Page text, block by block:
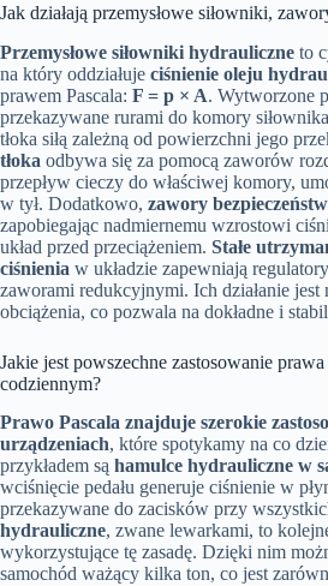
Jak działają przemysłowe siłowniki,
Przemysłowe siłowniki hydrauliczne to
na który oddziałuje ciśnienie oleju
prawem Pascala: F = p × A. Wytworzone
przekazywane rurami do komory
tłoka siłą zależną od powierzchni jego
tłoka odbywa się za pomocą zaworów
przepływ cieczy do właściwej komory,
w tył. Dodatkowo, zawory
zapobiegając nadmiernemu wzrostowi
układ przed przeciążeniem. Stałe
ciśnienia w układzie zapewniają
zaworami redukcyjnymi. Ich działanie jest
obciążenia, co pozwala na dokładne i
Jakie jest powszechne zastosowanie
codziennym?
Prawo Pascala znajduje szerokie
urządzeniach, które spotykamy na co
przykładem są hamulce hydrauliczne w
wciśnięcie pedału generuje ciśnienie w
przekazywane do zacisków przy
hydrauliczne, zwane lewarkami, to
wykorzystujące tę zasadę. Dzięki nim
samochód ważący kilka ton, co jest